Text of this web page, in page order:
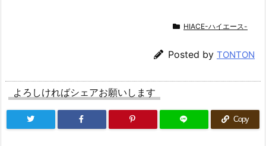
HIACE-ハイエース-
Posted by TONTON
よろしければシェアお願いします
Copy